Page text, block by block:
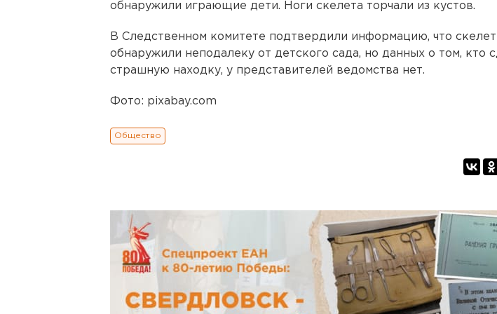
обнаружили играющие дети. Ноги скелета торчали из кустов.
В Следственном комитете подтвердили информацию, что скелет
обнаружили неподалеку от детского сада, но данных о том, кто
страшную находку, у представителей ведомства нет.
Фото: pixabay.com
Общество